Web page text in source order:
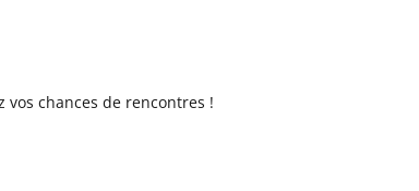
chances de rencontres !